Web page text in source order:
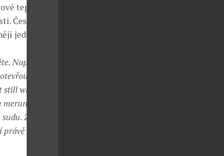
teplotě.
Česká
jednotlivé
Napijte se
se a
whiskey,
či
Závěr
zrání v